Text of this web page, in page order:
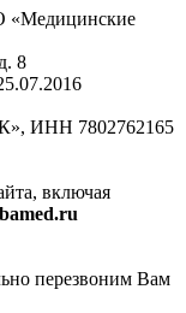
«Медицинские
8
ИНН 7802762165
включая
перезвоним Вам